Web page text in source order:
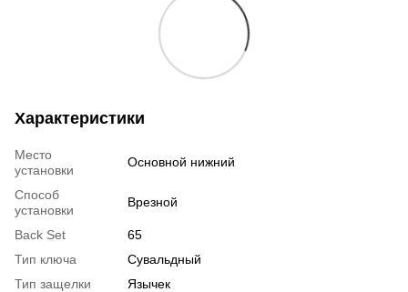
Характеристики
Место
установки
Основной нижний
Способ
установки
Врезной
Back Set
65
Тип ключа
Сувальдный
Тип защелки
Язычек